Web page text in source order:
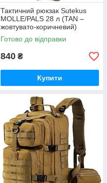
Тактичний рюкзак Sutekus
MOLLE/PALS 28 л (TAN –
жовтувато-коричневий)
Готово до відправки
840 ₴
Купити